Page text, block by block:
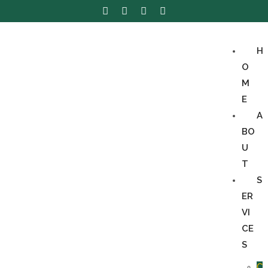
H
O
M
E
A
BO
U
T
S
ER
VI
CE
S